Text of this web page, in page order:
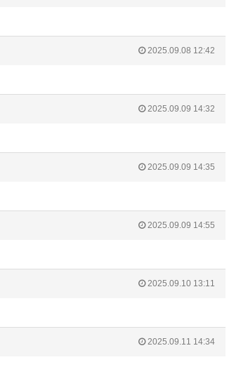
2025.09.08 12:42
2025.09.09 14:32
2025.09.09 14:35
2025.09.09 14:55
2025.09.10 13:11
2025.09.11 14:34